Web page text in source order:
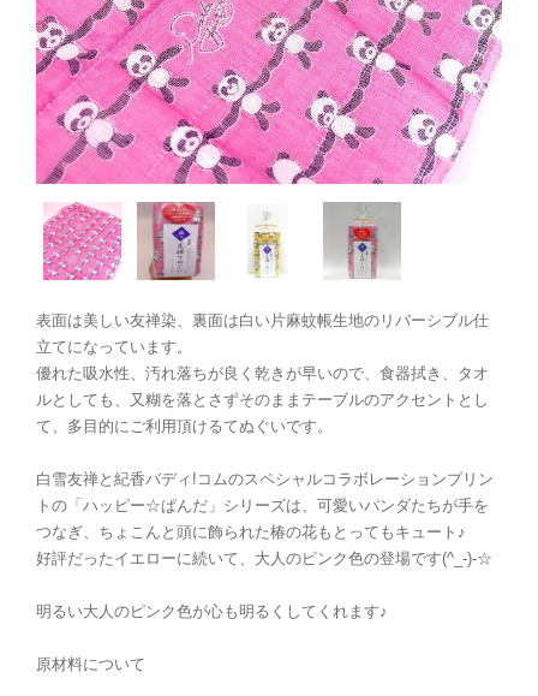
表面は美しい友禅染、裏面は白い片麻蚊帳生地のリバーシブル仕
立てになっています。
優れた吸水性、汚れ落ちが良く乾きが早いので、食器拭き、タオ
ルとしても、又糊を落とさずそのままテーブルのアクセントとし
て、多目的にご利用頂けるてぬぐいです。
白雪友禅と紀香バディ!コムのスペシャルコラボレーションプリン
トの「ハッピー☆ぱんだ」シリーズは、可愛いパンダたちが手を
つなぎ、ちょこんと頭に飾られた椿の花もとってもキュート♪
好評だったイエローに続いて、大人のピンク色の登場です(^_-)-☆
明るい大人のピンク色が心も明るくしてくれます♪
原材料について